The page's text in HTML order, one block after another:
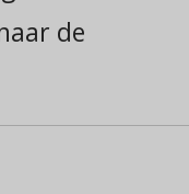
de